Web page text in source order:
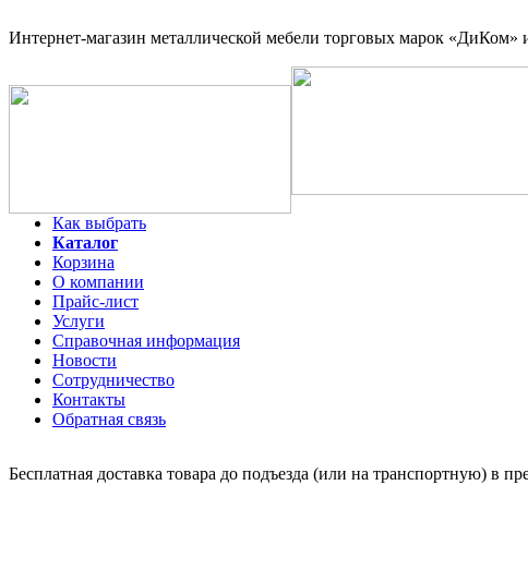
Интернет-магазин металлической мебели торговых марок «ДиКом»
Как выбрать
Каталог
Корзина
О компании
Прайс-лист
Услуги
Справочная информация
Новости
Сотрудничество
Контакты
Обратная связь
Бесплатная доставка товара до подъезда (или на транспортную) в